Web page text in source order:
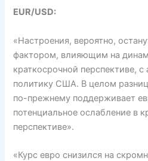
EUR/USD:
«Настроения, вероятно,
фактором, влияющим на
краткосрочной перспективе,
политику США. В целом
по-прежнему поддерживает
потенциальное ослабление в
перспективе».
«Курс евро снизился на